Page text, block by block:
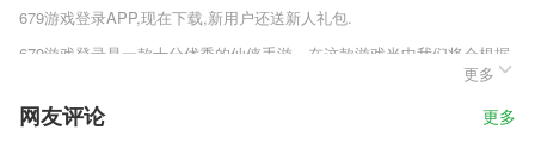
679游戏登录APP,现在下载,新用户还送新人礼包.
679游戏登录是一款十分优秀的仙侠手游，在这款游戏当中我们将会根据
小说的衍生，在仙侠玄幻的世界背景下进行各种各样的冒险，剧情基本上
采用原创，但是还有很多书中的经典角色会作为一个彩蛋登场，给我们带
来惊喜，而游戏本身的素质当然没得说。
更多
网友评论 更多